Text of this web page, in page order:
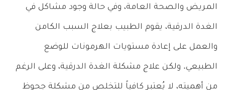
المريض والصحة العامة، وفي حالة وجود مشاكل في
الغدة الدرقية، يقوم الطبيب بعلاج السبب الكامن
والعمل على إعادة مستويات الهرمونات للوضع
الطبيعي. ولكن علاج مشكلة الغدة الدرقية، وعلى الرغم
من أهميته، لا يُعتبر كافياً للتخلص من مشكلة جحوظ